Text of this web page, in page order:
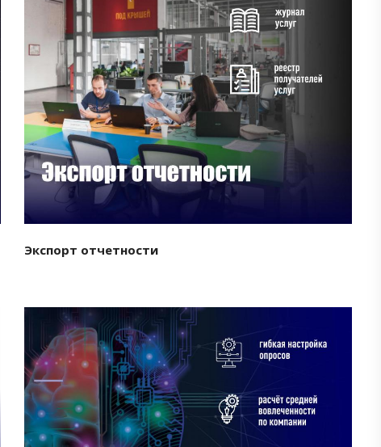
Смотреть проект
Экспорт отчетности
Смотреть проект